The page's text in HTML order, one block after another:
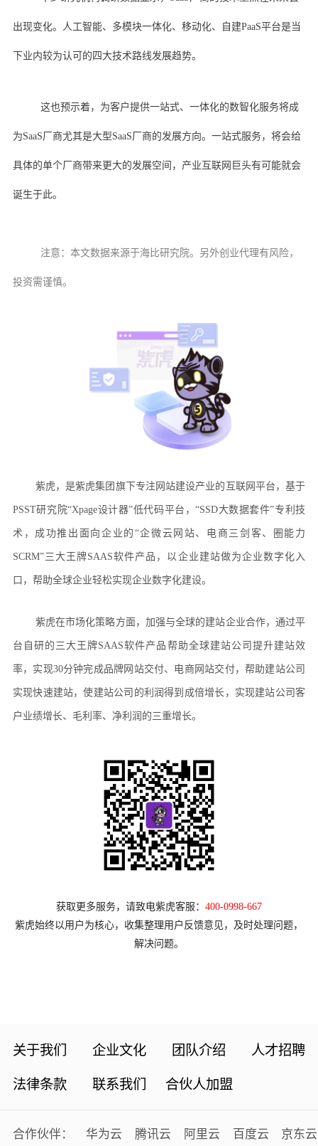
出现变化。人工智能、多模块一体化、移动化、自建PaaS平台是当
下业内较为认可的四大技术路线发展趋势。
这也预示着，为客户提供一站式、一体化的数智化服务将成
为SaaS厂商尤其是大型SaaS厂商的发展方向。一站式服务，将会给
具体的单个厂商带来更大的发展空间，产业互联网巨头有可能就会
诞生于此。
注意：本文数据来源于海比研究院。另外创业代理有风险，
投资需谨慎。
紫虎，是紫虎集团旗下专注网站建设产业的互联网平台，基于
PSST研究院“Xpage设计器”低代码平台，“SSD大数据套件”专利技
术，成功推出面向企业的“企微云网站、电商三剑客、圈能力
SCRM”三大王牌SAAS软件产品，以企业建站做为企业数字化入
口，帮助全球企业轻松实现企业数字化建设。
紫虎在市场化策略方面，加强与全球的建站企业合作，通过平
台自研的三大王牌SAAS软件产品帮助全球建站公司提升建站效
率，实现30分钟完成品牌网站交付、电商网站交付，帮助建站公司
实现快速建站，使建站公司的利润得到成倍增长，实现建站公司客
户业绩增长、毛利率、净利润的三重增长。
获取更多服务，请致电紫虎客服： 400-0998-667
紫虎始终以用户为核心，收集整理用户反馈意见，及时处理问题，
解决问题。
关于我们 企业文化 团队介绍 人才招聘
法律条款 联系我们 合伙人加盟
合作伙伴： 华为云 腾讯云 阿里云 百度云 京东云